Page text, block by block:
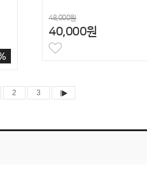
48,000원
40,000원
2 3